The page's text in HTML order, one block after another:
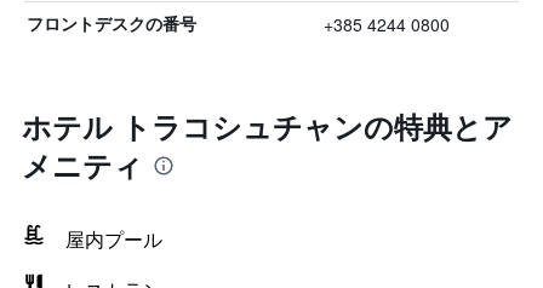
フロントデスクの番号 +385 4244 0800
ホテル トラコシュチャンの特典とア
メニティ
屋内プール